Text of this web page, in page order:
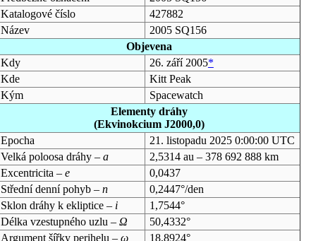
Katalogové číslo
427882
Název
2005 SQ156
Objevena
Kdy
26. září 2005*
Kde
Kitt Peak
Kým
Spacewatch
Elementy dráhy
(Ekvinokcium J2000,0)
Epocha
21. listopadu 2025 0:00:00 UTC
Velká poloosa dráhy – a
2,5314 au – 378 692 888 km
Excentricita – e
0,0437
Střední denní pohyb – n
0,2447°/den
Sklon dráhy k ekliptice – i
1,7544°
Délka vzestupného uzlu – Ω
50,4332°
Argument šířky perihelu – ω
18,8924°